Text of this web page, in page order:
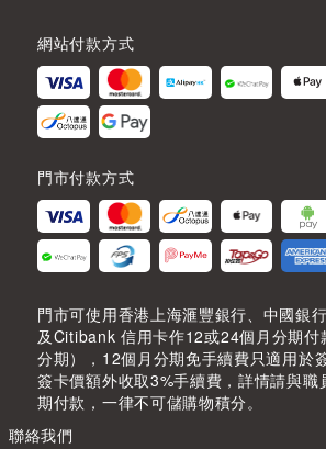
網站付款方式
門市付款方式
門市可使用香港上海滙豐銀行、中國銀
及Citibank 信用卡作12或24個月分期付
分期），12個月分期免手續費只適用於
簽卡價額外收取3%手續費，詳情請與職
期付款，一律不可儲購物積分。
聯絡我們